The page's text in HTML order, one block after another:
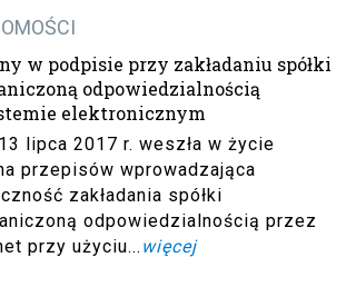
w podpisie przy zakładaniu spółki
odpowiedzialnością
elektronicznym
lipca 2017 r. weszła w życie
przepisów wprowadzająca
zakładania spółki
odpowiedzialnością przez
przy użyciu... więcej